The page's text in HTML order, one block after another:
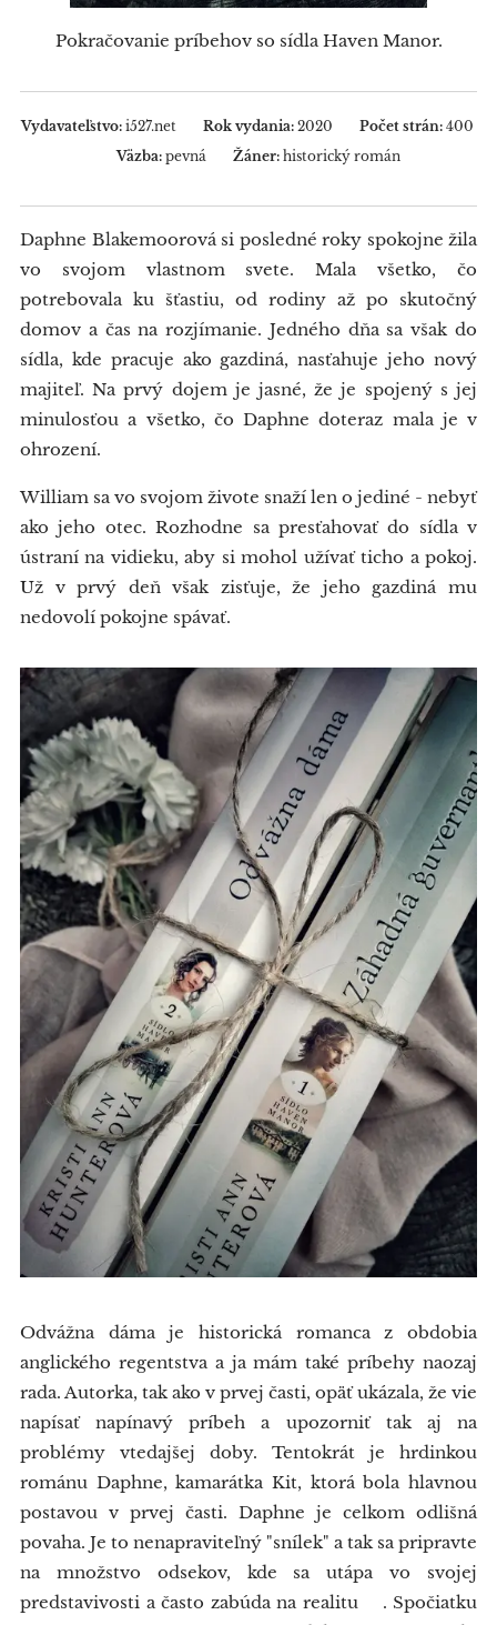
Pokračovanie príbehov so sídla Haven Manor.
Vydavateľstvo:i527.net Rok vydania: 2020 Počet strán: 400
Väzba: pevná Žáner: historický román
Daphne Blakemoorová si posledné roky spokojne žila
vo svojom vlastnom svete. Mala všetko, čo
potrebovala ku šťastiu, od rodiny až po skutočný
domov a čas na rozjímanie. Jedného dňa sa však do
sídla, kde pracuje ako gazdiná, nasťahuje jeho nový
majiteľ. Na prvý dojem je jasné, že je spojený s jej
minulosťou a všetko, čo Daphne doteraz mala je v
ohrození.
William sa vo svojom živote snaží len o jediné - nebyť
ako jeho otec. Rozhodne sa presťahovať do sídla v
ústraní na vidieku, aby si mohol užívať ticho a pokoj.
Už v prvý deň však zisťuje, že jeho gazdiná mu
nedovolí pokojne spávať.
Odvážna dáma je historická romanca z obdobia
anglického regentstva a ja mám také príbehy naozaj
rada. Autorka, tak ako v prvej časti, opäť ukázala, že vie
napísať napínavý príbeh a upozorniť tak aj na
problémy vtedajšej doby. Tentokrát je hrdinkou
románu Daphne, kamarátka Kit, ktorá bola hlavnou
postavou v prvej časti. Daphne je celkom odlišná
povaha. Je to nenapraviteľný "snílek" a tak sa pripravte
na množstvo odsekov, kde sa utápa vo svojej
predstavivosti a často zabúda na realitu😅. Spočiatku